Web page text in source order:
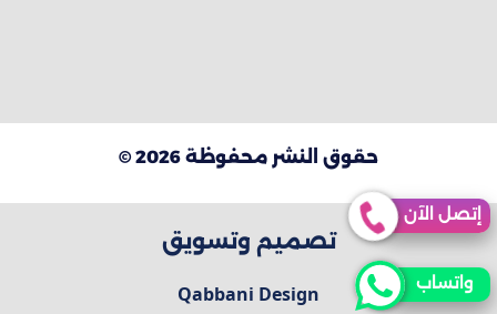
حقوق النشر محفوظة 2026 ©
تصميم وتسويق
Qabbani Design
إتصل الآن
واتساب